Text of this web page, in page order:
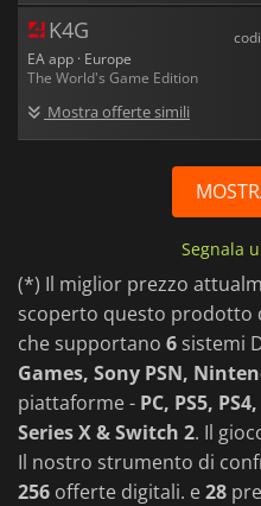
K4G
EA app · Europe
The World's Game Edition
Mostra offerte simili
Segnala
(*) Il miglior prezzo
scoperto questo prodotto
che supportano 6 sistemi
Games, Sony PSN,
piattaforme - PC, PS5,
Series X & Switch 2. Il
Il nostro strumento di
256 offerte digitali. e28